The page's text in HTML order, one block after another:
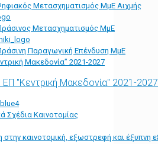
Μετασχηματισμός ΜμΕ Αιχμής
Μετασχηματισμός ΜμΕ
Παραγωγική Επένδυση ΜμΕ
Μακεδονία” 2021-2027
ΕΠ "Κεντρική Μακεδονία" 2021-2027
Σχέδια Καινοτομίας
καινοτομική, εξωστρεφή και έξυπνη